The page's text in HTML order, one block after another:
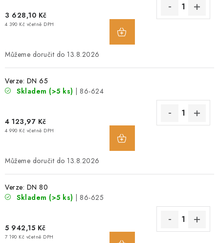
3 628,10 Kč
4 390 Kč včetně DPH
13.8.2026
Verze: DN 65
Skladem (>5 ks) | 86-624
4 123,97 Kč
4 990 Kč včetně DPH
13.8.2026
Verze: DN 80
Skladem (>5 ks) | 86-625
5 942,15 Kč
7 190 Kč včetně DPH